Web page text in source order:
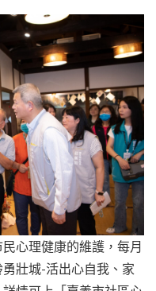
心理健康的維護，每月
壯城-活出心自我、家